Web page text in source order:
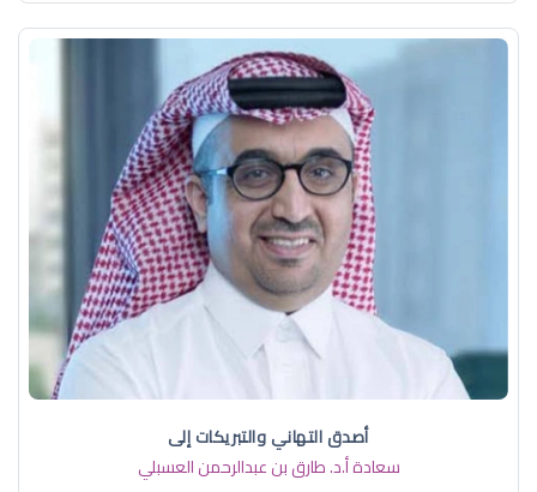
أصدق التهاني والتبريكات إلى
سعادة أ.د. ​طارق بن عبدالرحمن العسبلي